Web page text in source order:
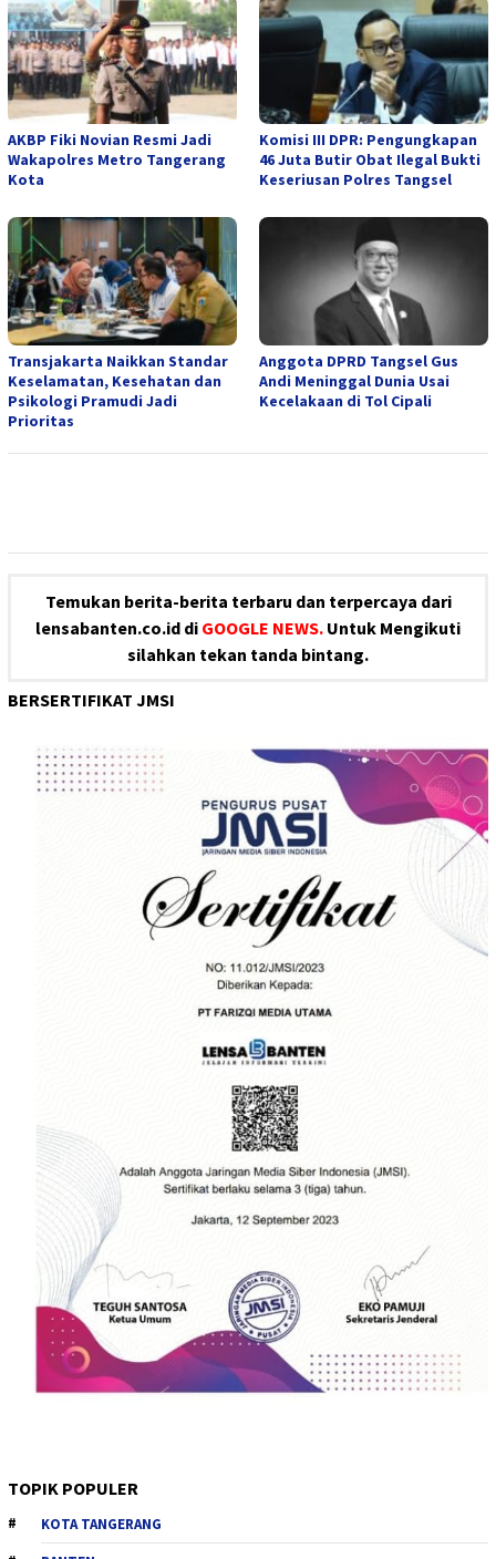
AKBP Fiki Novian Resmi Jadi
Wakapolres Metro Tangerang
Kota
Komisi III DPR: Pengungkapan
46 Juta Butir Obat Ilegal Bukti
Keseriusan Polres Tangsel
Transjakarta Naikkan Standar
Keselamatan, Kesehatan dan
Psikologi Pramudi Jadi
Prioritas
Anggota DPRD Tangsel Gus
Andi Meninggal Dunia Usai
Kecelakaan di Tol Cipali
Temukan berita-berita terbaru dan terpercaya dari
lensabanten.co.id di GOOGLE NEWS. Untuk Mengikuti
silahkan tekan tanda bintang.
BERSERTIFIKAT JMSI
TOPIK POPULER
KOTA TANGERANG